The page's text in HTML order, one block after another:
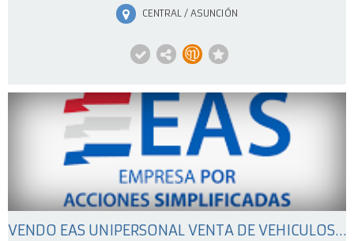
CENTRAL / ASUNCIÓN
VENDO EAS UNIPERSONAL VENTA DE VEHICULOS TALLER